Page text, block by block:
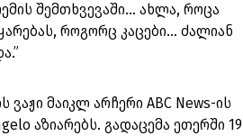
შემთხვევაში… ახლა, როცა
როგორც კაცები… ძალიან
მაიკლ არჩერი ABC News-ის
აზიარებს. გადაცემა ეთერში 19